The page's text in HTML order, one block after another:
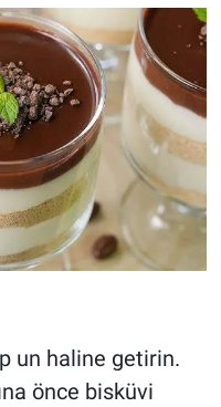
un haline getirin.
önce bisküvi